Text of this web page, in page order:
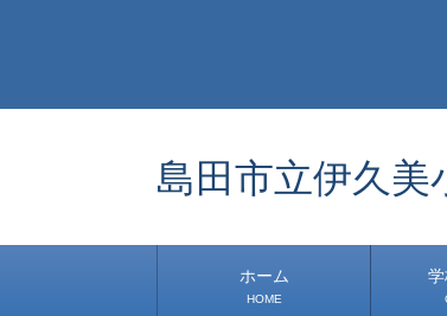
島田市立伊久美
ホーム
HOME